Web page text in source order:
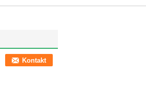
Kontakt